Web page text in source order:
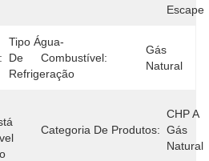
Escape
Tipo Água-
De
Refrigeração
Combustível:
Gás
Natural
Categoria De Produtos:
CHP A
Gás
Natural